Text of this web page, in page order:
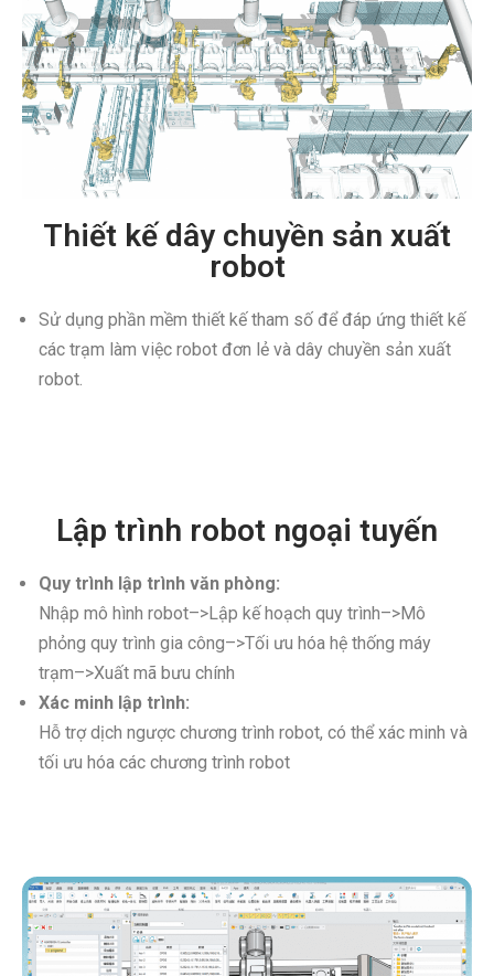
Thiết kế dây chuyền sản xuất
robot
Sử dụng phần mềm thiết kế tham số để đáp ứng thiết kế
các trạm làm việc robot đơn lẻ và dây chuyền sản xuất
robot.
Lập trình robot ngoại tuyến​
Quy trình lập trình văn phòng:
Nhập mô hình robot–>Lập kế hoạch quy trình–>Mô
phỏng quy trình gia công–>Tối ưu hóa hệ thống máy
trạm–>Xuất mã bưu chính
Xác minh lập trình:
Hỗ trợ dịch ngược chương trình robot, có thể xác minh và
tối ưu hóa các chương trình robot